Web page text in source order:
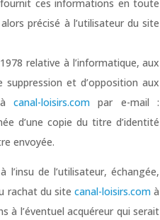
fournit ces informations en toute
précisé à l’utilisateur du site
relative à l’informatique, aux
et d’opposition aux
àcanal-loisirs.com par e-mail :
d’une copie du titre d’identité
envoyée.
l’insu de l’utilisateur, échangée,
rachat du sitecanal-loisirs.com à
l’éventuel acquéreur qui serait